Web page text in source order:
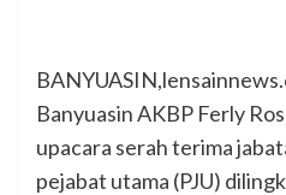
Banyuasin AKBP Ferly
upacara serah terima
pejabat utama (PJU)